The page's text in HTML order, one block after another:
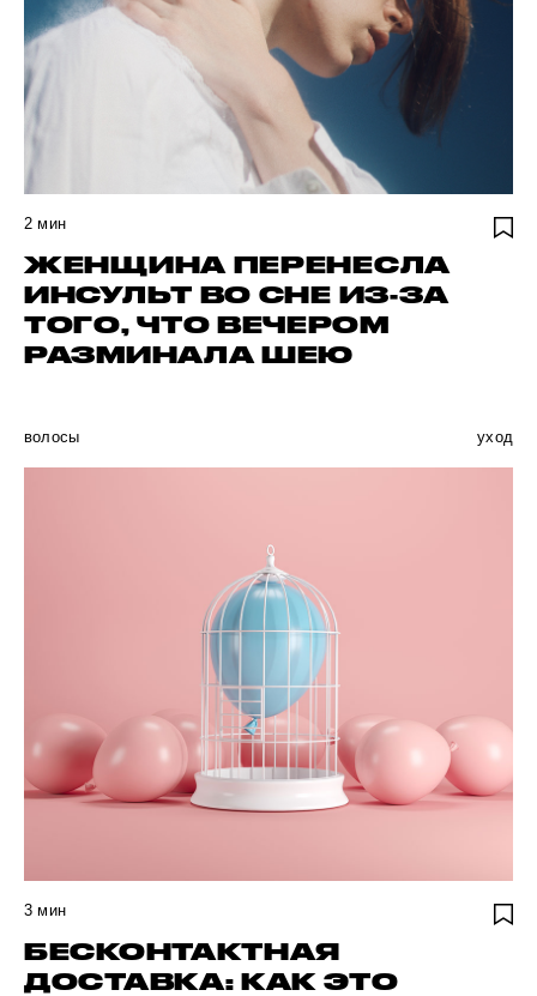
2 мин
ЖЕНЩИНА ПЕРЕНЕСЛА
ИНСУЛЬТ ВО СНЕ ИЗ-ЗА
ТОГО, ЧТО ВЕЧЕРОМ
РАЗМИНАЛА ШЕЮ
волосы уход
3 мин
БЕСКОНТАКТНАЯ
ДОСТАВКА: КАК ЭТО